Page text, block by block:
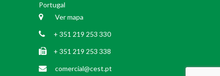
Portugal
Ver mapa
+ 351 219 253 330
+ 351 219 253 338
comercial@cest.pt